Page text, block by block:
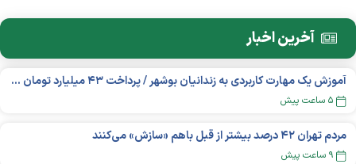
آخرین اخبار
آموزش یک مهارت کاربردی به زندانیان بوشهر / پرداخت ۴۳ میلیارد تومان تسهیلات خوداشتغالی
۵ ساعت پیش
مردم تهران ۴۲ درصد بیشتر از قبل باهم «سازش» می‌کنند
۹ ساعت پیش